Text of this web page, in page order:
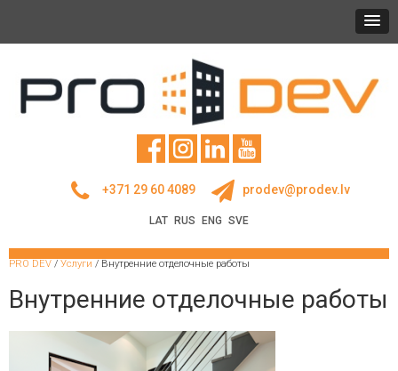
+371 29 60 4089 prodev@prodev.lv
LAT RUS ENG SVE
PRO DEV / Услуги / Внутренние отделочные работы
Внутренние отделочные работы